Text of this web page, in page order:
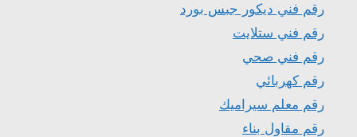
رقم فني ديكور جبس بورد
رقم فني ستلايت
رقم فني صحي
رقم كهربائي
رقم معلم سيراميك
رقم مقاول بناء